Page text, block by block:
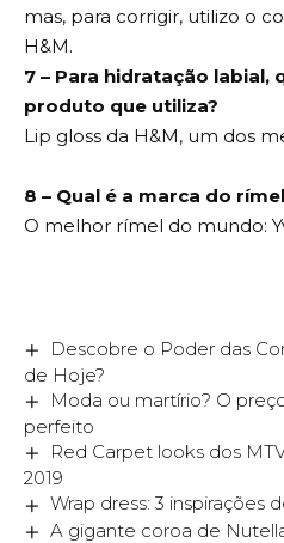
mas, para corrigir, utilizo o
H&M.
7 – Para hidratação labial,
produto que utiliza?
Lip gloss da H&M, um dos
8 – Qual é a marca do
O melhor rímel do mundo:
Descobre o Poder das
de Hoje?
Moda ou martírio? O
perfeito
Red Carpet looks dos
2019
Wrap dress: 3 inspirações
A gigante coroa de